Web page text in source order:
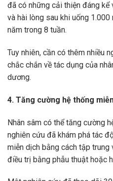
đã có những cải thiện đáng
và hài lòng sau khi uống
năm trong 8 tuần.
Tuy nhiên, cần có thêm nhiều
chắc chắn về tác dụng của
dương.
4. Tăng cường hệ thống
Nhân sâm có thể tăng cường
nghiên cứu đã khám phá tác
miễn dịch bằng cách tập trung
điều trị bằng phẫu thuật hoặc